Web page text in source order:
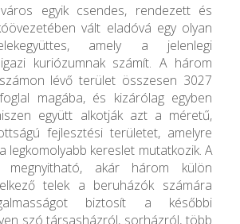
egyik csendes, rendezett és
vált eladóvá egy olyan
amely a jelenlegi
kuriózumnak számít. A három
lévő terület összesen 3027
magába, és kizárólag egyben
együtt alkotják azt a méretű,
fejlesztési területet, amelyre
legkomolyabb kereslet mutatkozik. A
akár három külön
telek a beruházók számára
biztosít a későbbi
szó társasházról, sorházról, több